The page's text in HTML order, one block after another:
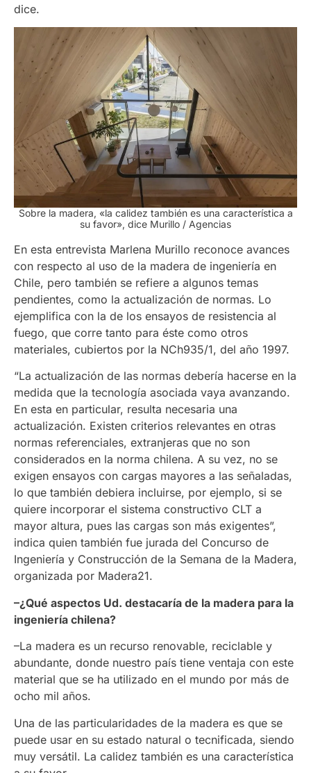
dice.
Sobre la madera, «la calidez también es una característica a
su favor», dice Murillo / Agencias
En esta entrevista Marlena Murillo reconoce avances
con respecto al uso de la madera de ingeniería en
Chile, pero también se refiere a algunos temas
pendientes, como la actualización de normas. Lo
ejemplifica con la de los ensayos de resistencia al
fuego, que corre tanto para éste como otros
materiales, cubiertos por la NCh935/1, del año 1997.
“La actualización de las normas debería hacerse en la
medida que la tecnología asociada vaya avanzando.
En esta en particular, resulta necesaria una
actualización. Existen criterios relevantes en otras
normas referenciales, extranjeras que no son
considerados en la norma chilena. A su vez, no se
exigen ensayos con cargas mayores a las señaladas,
lo que también debiera incluirse, por ejemplo, si se
quiere incorporar el sistema constructivo CLT a
mayor altura, pues las cargas son más exigentes”,
indica quien también fue jurada del Concurso de
Ingeniería y Construcción de la Semana de la Madera,
organizada por Madera21.
–¿Qué aspectos Ud. destacaría de la madera para la
ingeniería chilena?
–La madera es un recurso renovable, reciclable y
abundante, donde nuestro país tiene ventaja con este
material que se ha utilizado en el mundo por más de
ocho mil años.
Una de las particularidades de la madera es que se
puede usar en su estado natural o tecnificada, siendo
muy versátil. La calidez también es una característica